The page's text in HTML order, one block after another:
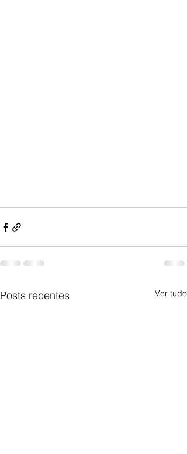
Posts recentes Ver tudo